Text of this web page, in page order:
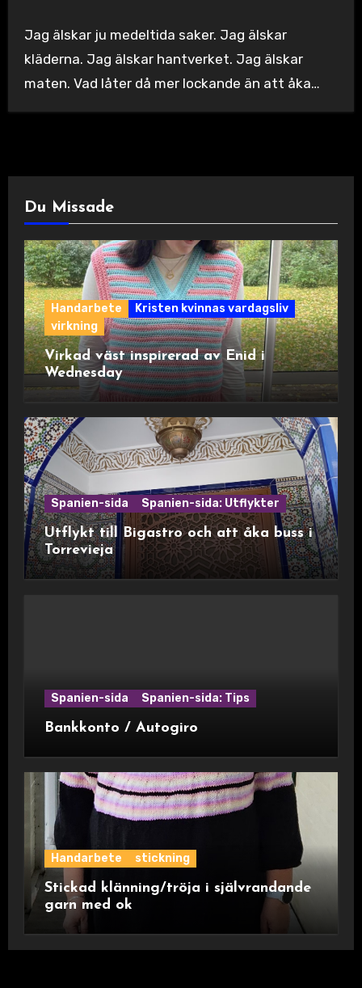
Jag älskar ju medeltida saker. Jag älskar
kläderna. Jag älskar hantverket. Jag älskar
maten. Vad låter då mer lockande än att åka…
Du Missade
Handarbete
Kristen kvinnas vardagsliv
virkning
Virkad väst inspirerad av Enid i
Wednesday
Spanien-sida Spanien-sida: Utflykter
Utflykt till Bigastro och att åka buss i
Torrevieja
Spanien-sida Spanien-sida: Tips
Bankkonto / Autogiro
Handarbete stickning
Stickad klänning/tröja i självrandande
garn med ok